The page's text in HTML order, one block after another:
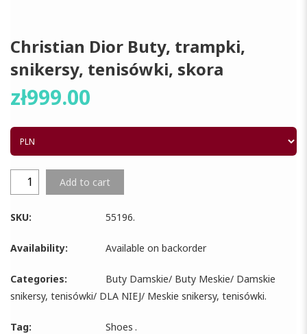
Christian Dior Buty, trampki,
snikersy, tenisówki, skora
zł999.00
Add to cart
SKU: 55196.
Availability: Available on backorder
Categories: Buty Damskie/ Buty Meskie/ Damskie
snikersy, tenisówki/ DLA NIEJ/ Meskie snikersy, tenisówki.
Tag: Shoes .